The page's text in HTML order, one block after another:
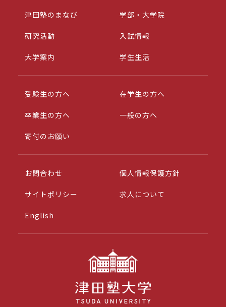
津田塾のまなび 学部・大学院
研究活動 入試情報
大学案内 学生生活
受験生の方へ 在学生の方へ
卒業生の方へ 一般の方へ
寄付のお願い
お問合わせ 個人情報保護方針
サイトポリシー 求人について
English